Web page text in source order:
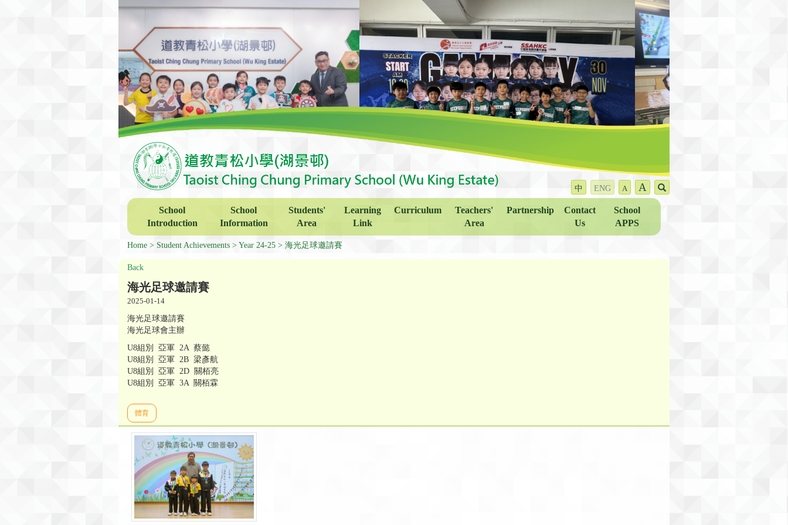
中 ENG A A
School
Introduction
School
Information
Students'
Area
Learning
Link
Curriculum
Teachers'
Area
Partnership
Contact
Us
School
APPS
Home Student Achievements Year 24-25 海光足球邀請賽
Back
海光足球邀請賽
2025-01-14
海光足球邀請賽
海光足球會主辦
U8組別 亞軍 2A 蔡懿
U8組別 亞軍 2B 梁彥航
U8組別 亞軍 2D 關栢亮
U8組別 亞軍 3A 關栢霖
體育